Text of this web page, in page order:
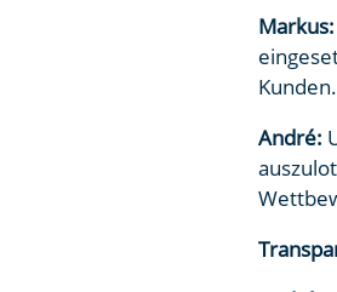
Markus:
Kunden.
André: